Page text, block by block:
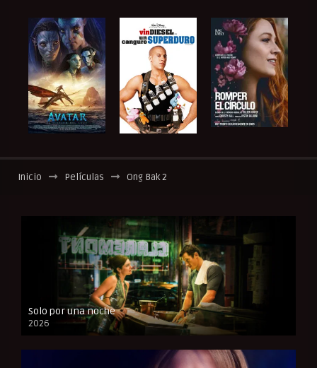
Inicio Películas Ong Bak 2
Solo por una noche
2026
CAM